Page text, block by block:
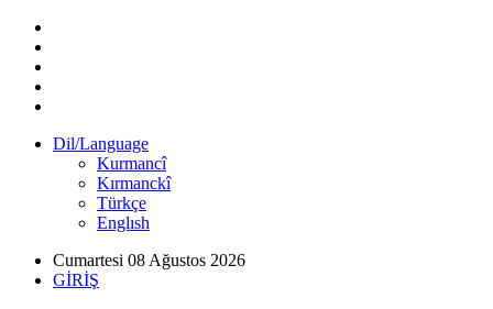
Dil/Language
Kurmancî
Kırmanckî
Türkçe
Englısh
Cumartesi 08 Ağustos 2026
GİRİŞ